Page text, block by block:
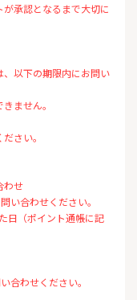
承認となるまで大切に
以下の期限内にお問い
ません。
さい。
わせ
合わせください。
（ポイント通帳に記
わせください。